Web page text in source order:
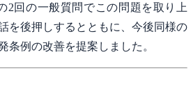
2回の一般質問でこの問題を取り上
を後押しするとともに、今後同様の
条例の改善を提案しました。